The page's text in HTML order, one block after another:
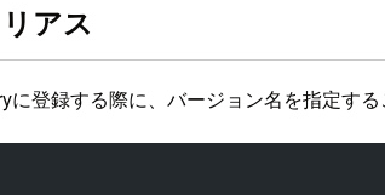
アス
登録する際に、バージョン名を指定する